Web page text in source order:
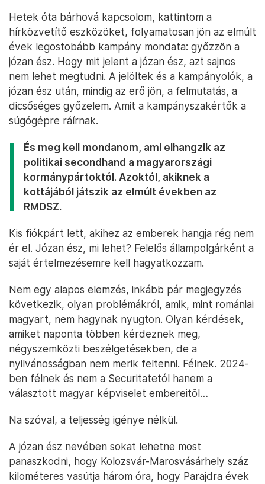
Hetek óta bárhová kapcsolom, kattintom a
hírközvetítő eszközöket, folyamatosan jön az elmúlt
évek legostobább kampány mondata: győzzön a
józan ész. Hogy mit jelent a józan ész, azt sajnos
nem lehet megtudni. A jelöltek és a kampányolók, a
józan ész után, mindig az erő jön, a felmutatás, a
dicsőséges győzelem. Amit a kampányszakértők a
súgógépre ráírnak.
És meg kell mondanom, ami elhangzik az
politikai secondhand a magyarországi
kormánypártoktól. Azoktól, akiknek a
kottájából játszik az elmúlt években az
RMDSZ.
Kis fiókpárt lett, akihez az emberek hangja rég nem
ér el. Józan ész, mi lehet? Felelős állampolgárként a
saját értelmezésemre kell hagyatkozzam.
Nem egy alapos elemzés, inkább pár megjegyzés
következik, olyan problémákról, amik, mint romániai
magyart, nem hagynak nyugton. Olyan kérdések,
amiket naponta többen kérdeznek meg,
négyszemközti beszélgetésekben, de a
nyilvánosságban nem merik feltenni. Félnek. 2024-
ben félnek és nem a Securitatetól hanem a
választott magyar képviselet embereitől…
Na szóval, a teljesség igénye nélkül.
A józan ész nevében sokat lehetne most
panaszkodni, hogy Kolozsvár-Marosvásárhely száz
kilométeres vasútja három óra, hogy Parajdra évek